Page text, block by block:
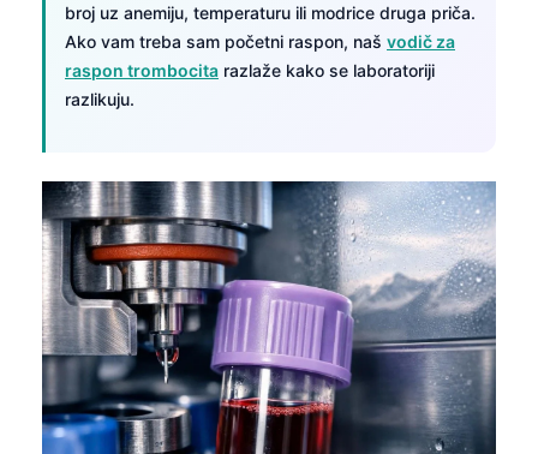
broj uz anemiju, temperaturu ili modrice druga priča.
Ako vam treba sam početni raspon, naš vodič za
raspon trombocita razlaže kako se laboratoriji
razlikuju.